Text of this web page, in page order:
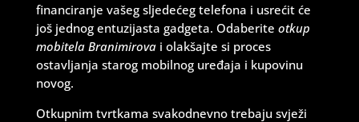
financiranje vašeg sljedećeg telefona i usrećit će
još jednog entuzijasta gadgeta. Odaberite otkup
mobitela Branimirovai olakšajte si proces
ostavljanja starog mobilnog uređaja i kupovinu
novog.
Otkupnim tvrtkama svakodnevno trebaju svježi